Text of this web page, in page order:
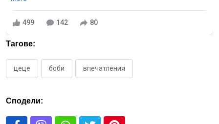
499 142 80
Тагове:
цеце боби впечатления
Сподели: